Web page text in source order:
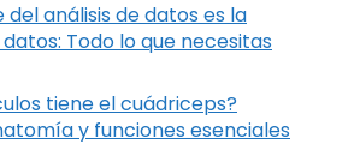
del análisis de datos es la
Todo lo que necesitas
tiene el cuádriceps?
y funciones esenciales